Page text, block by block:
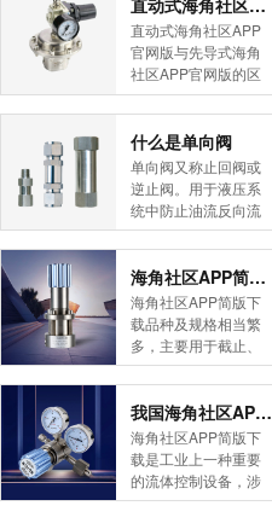
直动式海角社区APP官网版与先导式海角社区APP官网版的区别
直动式海角社区APP
官网版与先导式海角
社区APP官网版的区
别是什么？HJBA8海
角论坛海角社区APP
简版下载告诉您！先
导式海角社区APP官
网版是采用控制阀体
内的启闭件的开度来
调节介质的流量，将
介质的压力降低，同
时借助阀后压力的作
用调节启闭件的开
度，使阀后压力保持
在一定范围内，在进
口压力不断变化的情
在设定的范围内，保
护其后的生活生产器
具。本类海角社区
APP简版下载在管......
什么是单向阀
单向阀又称止回阀或
逆止阀。用于液压系
统中防止油流反向流
动,或者用于气动系统
中防止压缩空气逆向
流动。今天HJBA8海
角论坛海角社区APP
简版下载为您介绍一
下什么是单向阀。
一、简介单向阀有直
通式和直角式两种。
直通式单向阀用螺纹
连接安装在管路上。
直角式单向阀有螺纹
连接、板式连接和法
兰连接三种形式。液
海角社区APP简版下载的维护保养方式有哪些
海角社区APP简版下
载品种及规格相当繁
多，主要用于截止、
导流、稳压、分流
等，用途广泛。正确
和有序有效的维护保
养会保护海角社区
APP简版下载，使海
角社区APP简版下载
正常发挥功能并且延
我国海角社区APP简版下载市场的现状及前景如何
海角社区APP简版下
载是工业上一种重要
的流体控制设备，涉
及到国民经济诸多部